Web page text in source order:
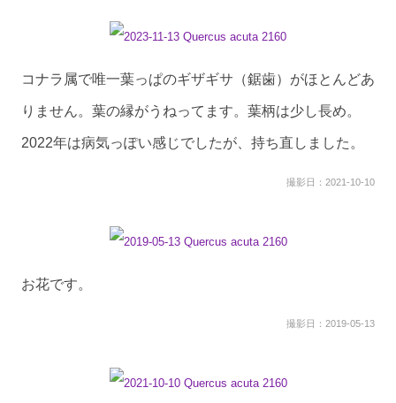
コナラ属で唯一葉っぱのギザギサ（鋸歯）がほとんどあ
りません。葉の縁がうねってます。葉柄は少し長め。
2022年は病気っぽい感じでしたが、持ち直しました。
撮影日：2021-10-10
お花です。
撮影日：2019-05-13